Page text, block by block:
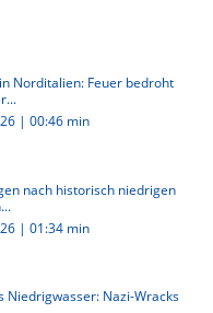
Norditalien: Feuer bedroht
| 00:46 min
nach historisch niedrigen
| 01:34 min
Niedrigwasser: Nazi-Wracks